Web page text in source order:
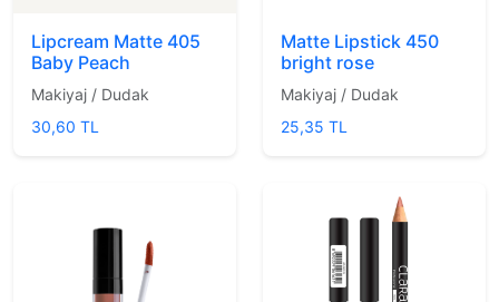
Lipcream Matte 405
Baby Peach
Makiyaj / Dudak
30,60 TL
Matte Lipstick 450
bright rose
Makiyaj / Dudak
25,35 TL